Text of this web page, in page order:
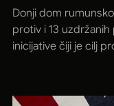
Donji dom
protiv i 13
inicijative čiji je cilj